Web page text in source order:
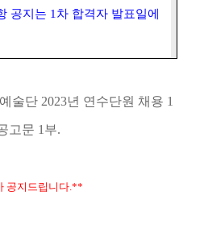
공지는 1차 합격자 발표일에
술단 2023년 연수단원 채용 1
고문 1부.
공지드립니다.**